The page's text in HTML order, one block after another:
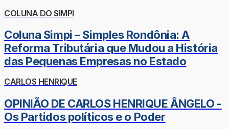
COLUNA DO SIMPI
Coluna Simpi – Simples Rondônia: A
Reforma Tributária que Mudou a História
das Pequenas Empresas no Estado
CARLOS HENRIQUE
OPINIÃO DE CARLOS HENRIQUE ÂNGELO -
Os Partidos políticos e o Poder